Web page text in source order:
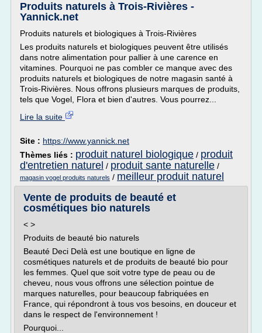
Produits naturels à Trois-Rivières -
Yannick.net
Produits naturels et biologiques à Trois-Rivières
Les produits naturels et biologiques peuvent être utilisés
dans notre alimentation pour pallier à une carence en
vitamines. Pourquoi ne pas combler ce manque avec des
produits naturels et biologiques de notre magasin santé à
Trois-Rivières. Nous offrons plusieurs marques de produits,
tels que Vogel, Flora et bien d'autres. Vous pourrez...
Lire la suite
Site : https://www.yannick.net
Thèmes liés : produit naturel biologique / produit
d'entretien naturel / produit sante naturelle /
magasin vogel produits naturels / meilleur produit naturel
Vente de produits de beauté et
cosmétiques bio naturels
< >
Produits de beauté bio naturels
Beauté Deci Delà est une boutique en ligne de
cosmétiques naturels et de produits de beauté bio pour
les femmes. Quel que soit votre type de peau ou de
cheveu, nous vous offrons une sélection pointue de
marques naturelles, pour beaucoup fabriquées en
France, qui répondront à tous vos besoins, en douceur et
dans le respect de l'environnement !
Pourquoi...